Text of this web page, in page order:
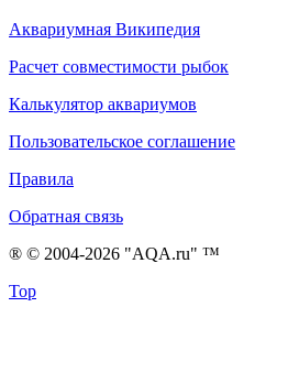
Аквариумная Википедия
Расчет совместимости рыбок
Калькулятор аквариумов
Пользовательское соглашение
Правила
Обратная связь
® © 2004-2026 "AQA.ru" ™
Top